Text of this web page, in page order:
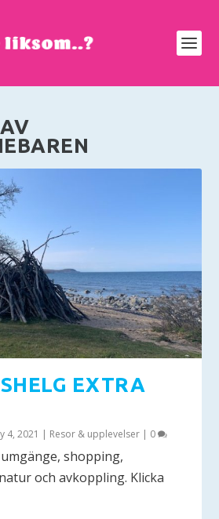
EXTRA
4, 2021 | Resor & upplevelser | 0
shopping,
och avkoppling. Klicka